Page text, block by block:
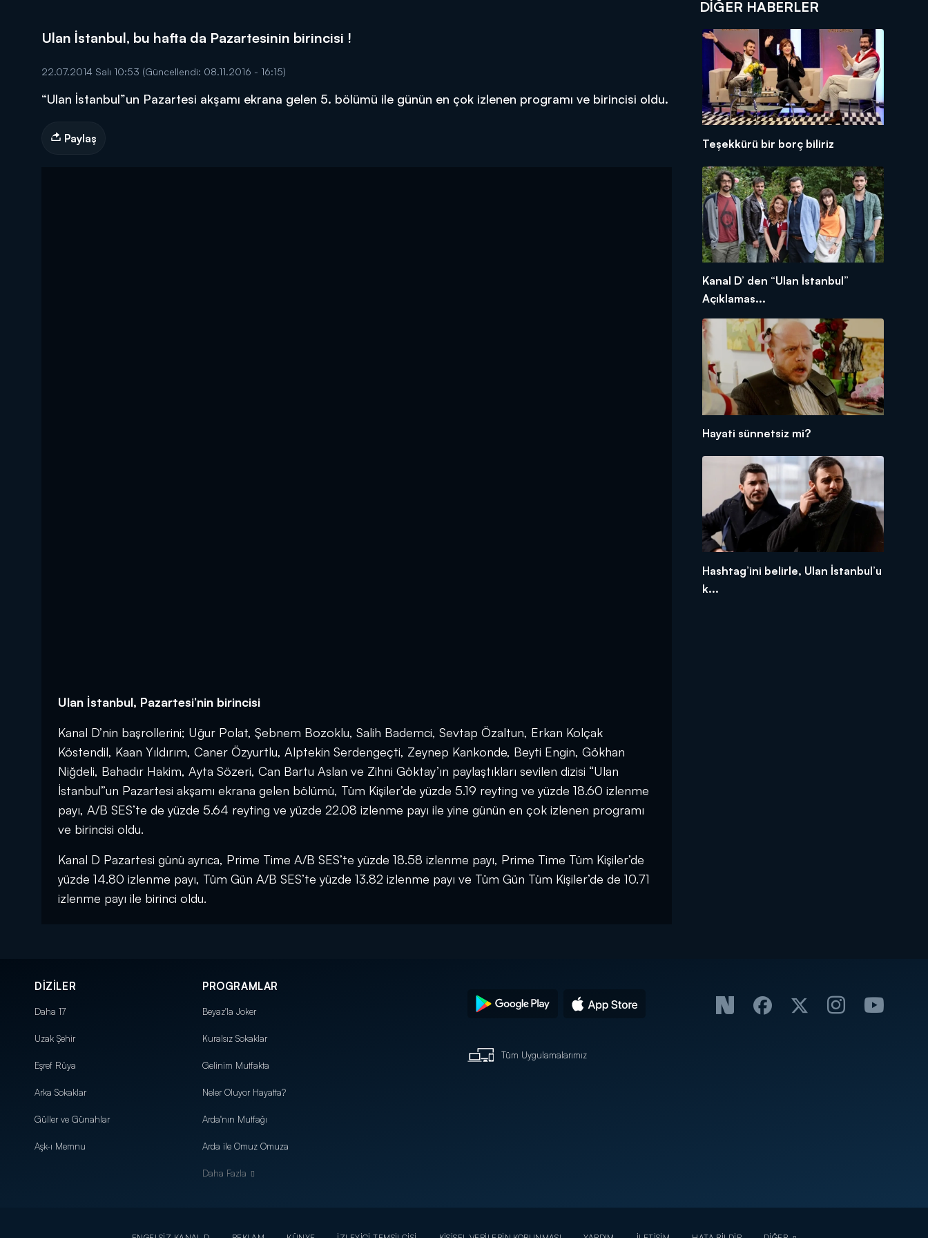
DİĞER SONUÇLAR
Ulan İstanbul, bu hafta da Pazartesinin birincisi !
22.07.2014 Salı 10:53 (Güncellendi: 08.11.2016 - 16:15)
“Ulan İstanbul”un Pazartesi akşamı ekrana gelen 5. bölümü ile günün en çok izlenen programı ve birincisi oldu.
Paylaş
Ulan İstanbul, Pazartesi’nin birincisi
Kanal D’nin başrollerini; Uğur Polat, Şebnem Bozoklu, Salih Bademci, Sevtap Özaltun, Erkan Kolçak
Köstendil, Kaan Yıldırım, Caner Özyurtlu, Alptekin Serdengeçti, Zeynep Kankonde, Beyti Engin, Gökhan
Niğdeli, Bahadır Hakim, Ayta Sözeri, Can Bartu Aslan ve Zihni Göktay’ın paylaştıkları sevilen dizisi “Ulan
İstanbul”un Pazartesi akşamı ekrana gelen bölümü, Tüm Kişiler’de yüzde 5.19 reyting ve yüzde 18.60 izlenme
payı, A/B SES’te de yüzde 5.64 reyting ve yüzde 22.08 izlenme payı ile yine günün en çok izlenen programı
ve birincisi oldu.
Kanal D Pazartesi günü ayrıca, Prime Time A/B SES’te yüzde 18.58 izlenme payı, Prime Time Tüm Kişiler’de
yüzde 14.80 izlenme payı, Tüm Gün A/B SES’te yüzde 13.82 izlenme payı ve Tüm Gün Tüm Kişiler’de de 10.71
izlenme payı ile birinci oldu.
DIĞER HABERLER
Teşekkürü bir borç biliriz
Kanal D’ den “Ulan İstanbul”
Açıklamas...
Hayati sünnetsiz mi?
Hashtag’ini belirle, Ulan İstanbul’u
k...
DİZİLER
Daha 17
Uzak Şehir
Eşref Rüya
Arka Sokaklar
Güller ve Günahlar
Aşk-ı Memnu
PROGRAMLAR
Beyaz'la Joker
Kuralsız Sokaklar
Gelinim Mutfakta
Neler Oluyor Hayatta?
Arda'nın Mutfağı
Arda ile Omuz Omuza
Daha Fazla
Tüm Uygulamalarımız